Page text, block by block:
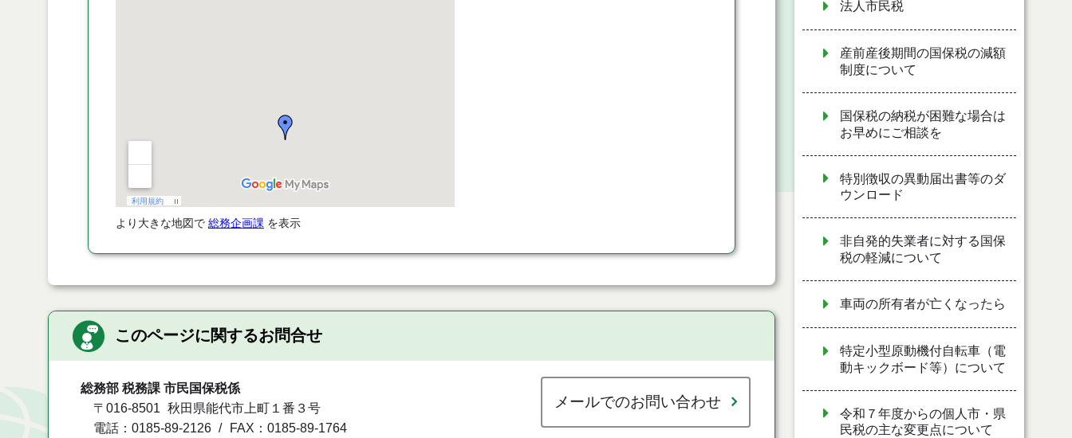
より大きな地図で 総務企画課 を表示
このページに関するお問合せ
総務部 税務課 市民国保税係
〒016-8501
秋田県能代市上町１番３号
電話：0185-89-2126
FAX：0185-89-1764
メールでのお問い合わせ
法人市民税
産前産後期間の国保税の減額
制度について
国保税の納税が困難な場合は
お早めにご相談を
特別徴収の異動届出書等のダ
ウンロード
非自発的失業者に対する国保
税の軽減について
車両の所有者が亡くなったら
特定小型原動機付自転車（電
動キックボード等）について
令和７年度からの個人市・県
民税の主な変更点について